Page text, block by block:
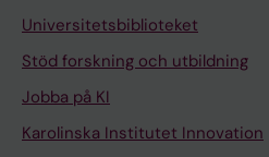
Universitetsbiblioteket
Stöd forskning och utbildning
Jobba på KI
Karolinska Institutet Innovation